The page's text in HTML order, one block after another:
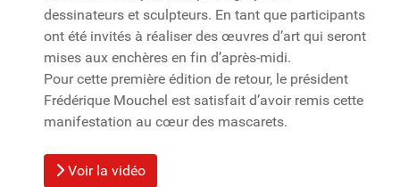
dessinateurs et sculpteurs. En tant que participants
ont été invités à réaliser des œuvres d’art qui seront
mises aux enchères en fin d’après-midi.
Pour cette première édition de retour, le président
Frédérique Mouchel est satisfait d’avoir remis cette
manifestation au cœur des mascarets.
Voir la vidéo